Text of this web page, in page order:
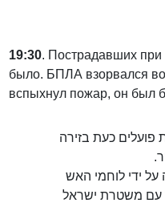
19:30. Пострадавших
было. БПЛА взорвался во
вспыхнул пожар, он был
פועלים כעת בזירה
ידי לוחמי האש
עם משטרת ישראל